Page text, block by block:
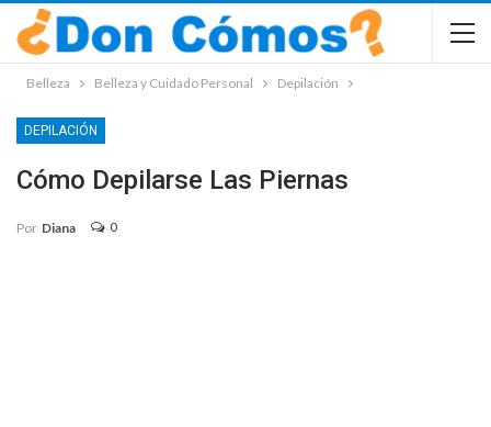
Belleza Belleza y Cuidado Personal Depilación
DEPILACIÓN
Cómo Depilarse Las Piernas
Por Diana 0